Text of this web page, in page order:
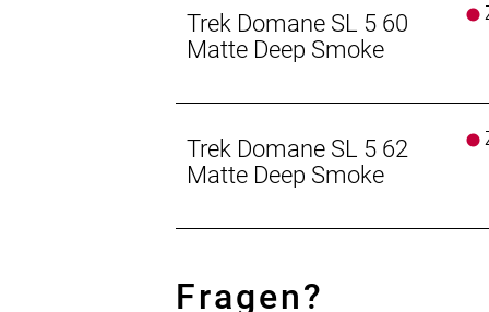
Rahmengröße: 52
Rahmenmaterial: Carbon
Anzahl Gänge: 1
Shimano RT70, Center Lock
Trek Domane SL 5 60
Matte Deep Smoke
Trek Domane SL 5 62
Matte Deep Smoke
Fragen?